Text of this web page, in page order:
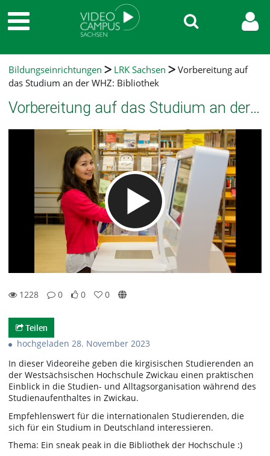
Bildungseinrichtungen LRK Sachsen
Vorbereitung auf
das Studium an der WHZ: Bibliothek
Vorbereitung auf das Studium an der WHZ: Bibliothek
1228
0
0
0
Teilen
hochgeladen 28. November 2023
In dieser Videoreihe geben die kirgisischen Studierenden an
der Westsächsischen Hochschule Zwickau einen praktischen
Einblick in die Studien- und Alltagsorganisation während des
Studienaufenthaltes in Zwickau.
Empfehlenswert für die internationalen Studierenden, die
sich für ein Studium in Deutschland interessieren.
Thema: Ein sneak peak in die Bibliothek der Hochschule :)